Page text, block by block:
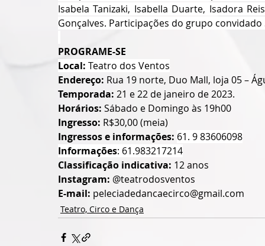
Isabela Tanizaki, Isabella Duarte, Isadora
Gonçalves. Participações do grupo convidado
PROGRAME-SE
Local: Teatro dos Ventos
Endereço: Rua 19 norte, Duo Mall, loja 05 –
Temporada: 21 e 22 de janeiro de 2023.
Horários: Sábado e Domingo às 19h00
Ingresso: R$30,00 (meia)
Ingressos e informações: 61. 9 83606098
Informações: 61.983217214
Classificação indicativa: 12 anos
Instagram: @teatrodosventos
E-mail: peleciadedancaecirco@gmail.com
Teatro, Circo e Dança